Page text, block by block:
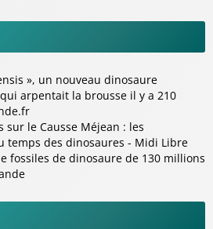
», un nouveau dinosaure
arpentait la brousse il y a 210
sur le Causse Méjean : les
temps des dinosaures - Midi Libre
fossiles de dinosaure de 130 millions